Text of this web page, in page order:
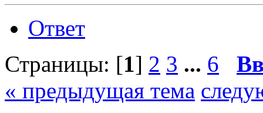
Ответ
Страницы: [1] 2 3 ... 6
« предыдущая тема